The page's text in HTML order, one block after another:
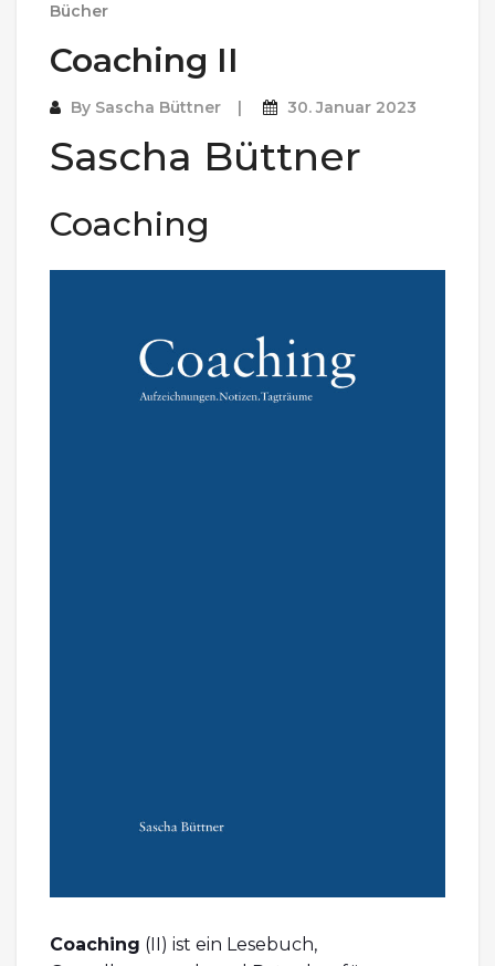
Bücher
Coaching II
By Sascha Büttner 30. Januar 2023
Sascha Büttner
Coaching
Coaching (II) ist ein Lesebuch,